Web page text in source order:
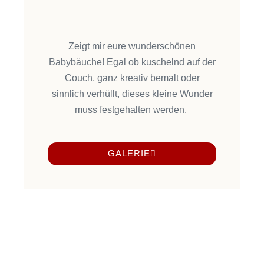
Zeigt mir eure wunderschönen
Babybäuche! Egal ob kuschelnd auf der
Couch, ganz kreativ bemaltoder
sinnlich verhüllt, dieses kleine Wunder
muss festgehalten werden.
GALERIE